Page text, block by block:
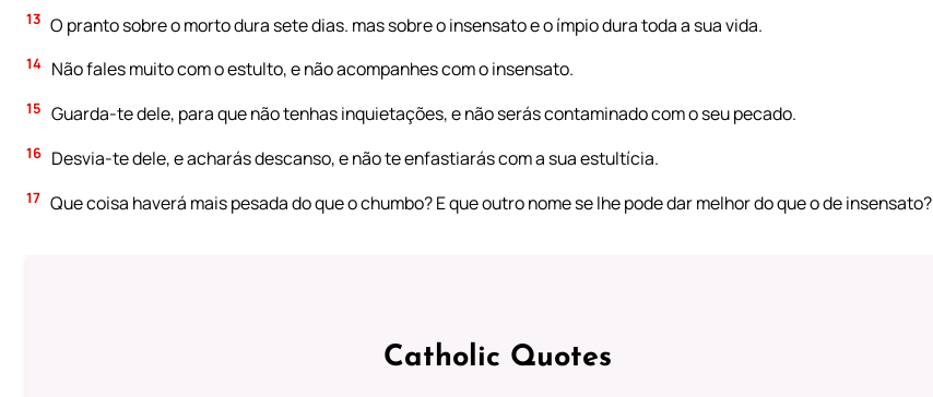
13 O pranto sobre o morto dura sete dias. mas sobre o insensato e o ímpio dura toda a sua vida.
14 Não fales muito com o estulto, e não acompanhes com o insensato.
15 Guarda-te dele, para que não tenhas inquietações, e não serás contaminado com o seu pecado.
16 Desvia-te dele, e acharás descanso, e não te enfastiarás com a sua estultícia.
17 Que coisa haverá mais pesada do que o chumbo? E que outro nome se lhe pode dar melhor do que o de insensato?
Catholic Quotes